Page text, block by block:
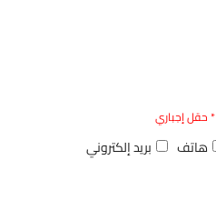
* حقل إجباري
هاتف بريد إلكتروني